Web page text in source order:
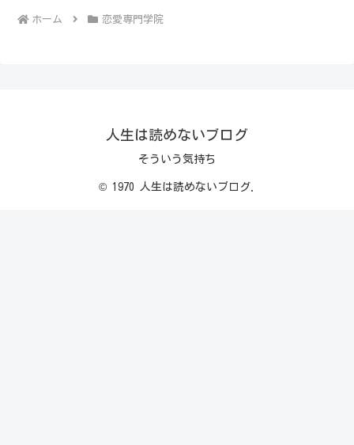
ホーム 恋愛専門学院
人生は読めないブログ
そういう気持ち
© 1970 人生は読めないブログ.